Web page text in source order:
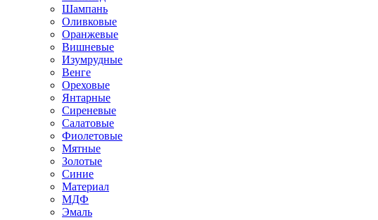
Шампань
Оливковые
Оранжевые
Вишневые
Изумрудные
Венге
Ореховые
Янтарные
Сиреневые
Салатовые
Фиолетовые
Мятные
Золотые
Синие
Материал
МДФ
Эмаль